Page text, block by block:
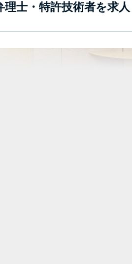
士・特許技術者を求人